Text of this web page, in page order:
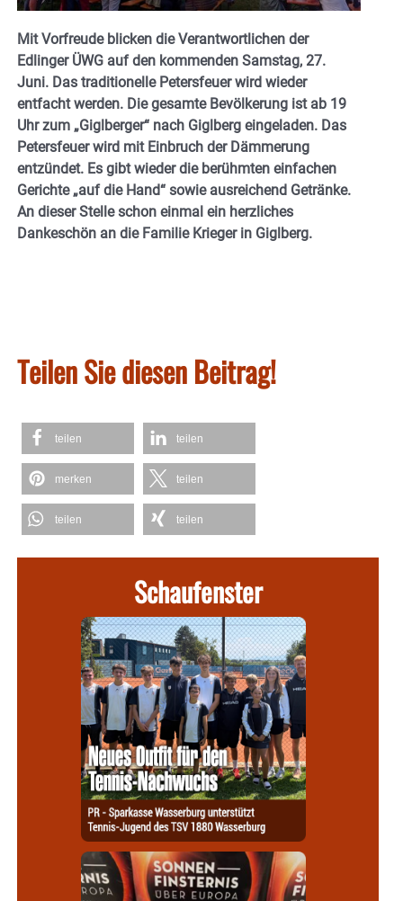
Mit Vorfreude blicken die Verantwortlichen der
Edlinger ÜWG auf den kommenden Samstag, 27.
Juni. Das traditionelle Petersfeuer wird wieder
entfacht werden. Die gesamte Bevölkerung ist ab 19
Uhr zum „Giglberger“ nach Giglberg eingeladen. Das
Petersfeuer wird mit Einbruch der Dämmerung
entzündet. Es gibt wieder die berühmten einfachen
Gerichte „auf die Hand“ sowie ausreichend Getränke.
An dieser Stelle schon einmal ein herzliches
Dankeschön an die Familie Krieger in Giglberg.
Teilen Sie diesen Beitrag!
teilen teilen
merken teilen
teilen teilen
Schaufenster